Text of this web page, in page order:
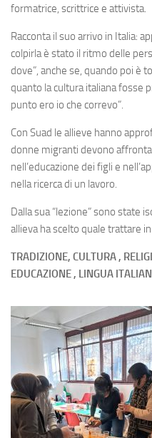
formatrice, scrittrice e attivista.
Racconta il suo arrivo in Italia:
colpirla è stato il ritmo delle
dove”, anche se, quando poi è
quanto la cultura italiana fosse
punto ero io che correvo”.
Con Suad le allieve hanno
donne migranti devono
nell’educazione dei figli e
nella ricerca di un lavoro.
Dalla sua “lezione” sono state
allieva ha scelto quale trattare
TRADIZIONE, CULTURA ,
EDUCAZIONE , LINGUA